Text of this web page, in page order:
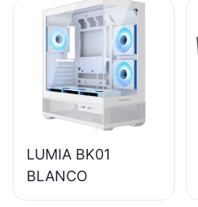
LUMIA BK01
BLANCO